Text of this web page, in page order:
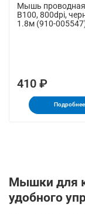
Мышь
B100, 800dpi,
1.8м (910-
410 ₽
Подробнее
Мышки для
удобного